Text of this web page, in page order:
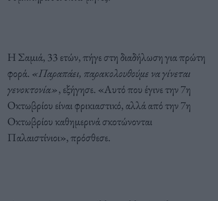
Η Σαμιά, 33 ετών, πήγε στη διαδήλωση για πρώτη
φορά. «Παραπάει, παρακολουθούμε να γίνεται
γενοκτονία», εξήγησε. «Αυτό που έγινε την 7η
Οκτωβρίου είναι φρικιαστικό, αλλά από την 7η
Οκτωβρίου καθημερινά σκοτώνονται
Παλαιστίνιοι», πρόσθεσε.